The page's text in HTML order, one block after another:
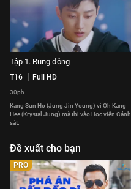
Tập 1. Rung động
T16 Full HD
30ph
Kang Sun Ho (Jung Jin Young) vì Oh Kang
Hee (Krystal Jung) mà thi vào Học viện Cảnh
sát.
Đề xuất cho bạn
PRO